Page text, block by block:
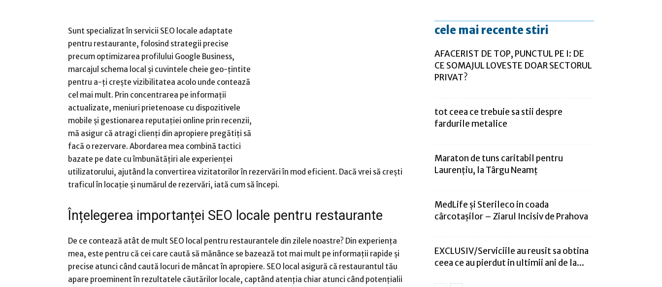
Sunt specializat în servicii SEO locale adaptate
pentru restaurante, folosind strategii precise
precum optimizarea profilului Google Business,
marcajul schema local și cuvintele cheie geo-țintite
pentru a-ți crește vizibilitatea acolo unde contează
cel mai mult. Prin concentrarea pe informații
actualizate, meniuri prietenoase cu dispozitivele
mobile și gestionarea reputației online prin recenzii,
mă asigur că atragi clienți din apropiere pregătiți să
facă o rezervare. Abordarea mea combină tactici
bazate pe date cu îmbunătățiri ale experienței
utilizatorului, ajutând la convertirea vizitatorilor în rezervări în mod eficient. Dacă vrei să crești
traficul în locație și numărul de rezervări, iată cum să începi.
Înțelegerea importanței SEO locale pentru restaurante
De ce contează atât de mult SEO local pentru restaurantele din zilele noastre? Din experiența
mea, este pentru că cei care caută să mănânce se bazează tot mai mult pe informații rapide și
precise atunci când caută locuri de mâncat în apropiere. SEO local asigură că restaurantul tău
apare proeminent în rezultatele căutărilor locale, captând atenția chiar atunci când potențialii
cele mai recente stiri
AFACERIST DE TOP, PUNCTUL PE I: DE
CE SOMAJUL LOVESTE DOAR SECTORUL
PRIVAT?
tot ceea ce trebuie sa stii despre
fardurile metalice
Maraton de tuns caritabil pentru
Laurențiu, la Târgu Neamț
MedLife și Sterileco in coada
cârcotașilor – Ziarul Incisiv de Prahova
EXCLUSIV/Serviciile au reusit sa obtina
ceea ce au pierdut in ultimii ani de la...